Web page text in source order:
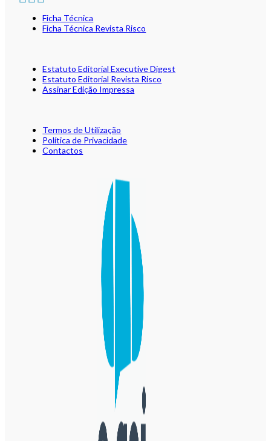
Ficha Técnica
Ficha Técnica Revista Risco
Estatuto Editorial Executive Digest
Estatuto Editorial Revista Risco
Assinar Edição Impressa
Termos de Utilização
Política de Privacidade
Contactos